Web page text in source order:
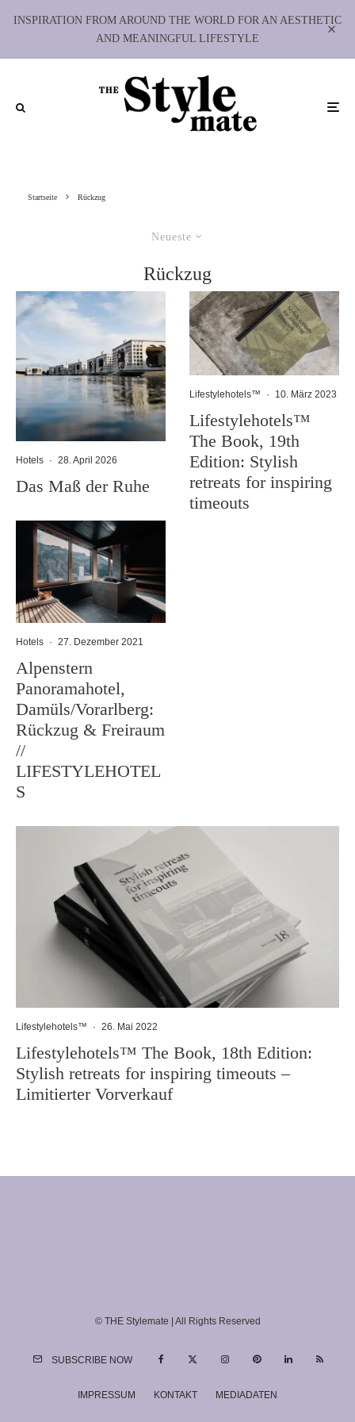
INSPIRATION FROM AROUND THE WORLD FOR AN AESTHETIC
AND MEANINGFUL LIFESTYLE
Startseite Rückzug
Neueste
Rückzug
Hotels · 28. April 2026
Das Maß der Ruhe
Hotels · 27. Dezember 2021
Alpenstern
Panoramahotel,
Damüls/Vorarlberg:
Rückzug & Freiraum
//
LIFESTYLEHOTEL
S
Lifestylehotels™ · 10. März 2023
Lifestylehotels™
The Book, 19th
Edition: Stylish
retreats for inspiring
timeouts
Lifestylehotels™ · 26. Mai 2022
Lifestylehotels™ The Book, 18th Edition:
Stylish retreats for inspiring timeouts –
Limitierter Vorverkauf
© THE Stylemate | All Rights Reserved
SUBSCRIBE NOW
IMPRESSUM KONTAKT MEDIADATEN